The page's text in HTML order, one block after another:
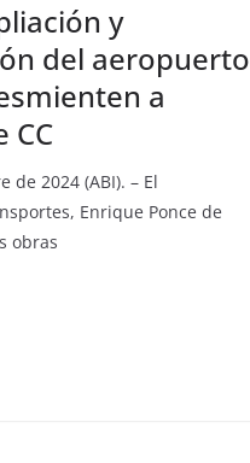
y
del aeropuerto
a
CC
de 2024 (ABI). – El
Enrique Ponce de
obras